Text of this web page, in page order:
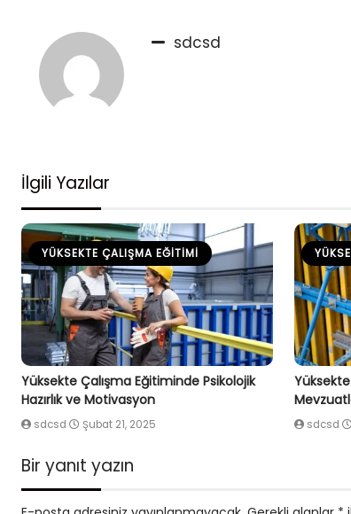
sdcsd
İlgili Yazılar
YÜKSEKTE ÇALIŞMA EĞITIMI
Yüksekte Çalışma Eğitiminde Psikolojik
Hazırlık ve Motivasyon
sdcsd Şubat 21, 2025 sdcsd
Bir yanıt yazın